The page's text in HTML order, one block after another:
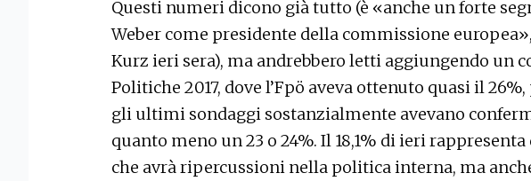
Questi numeri dicono già tutto (è «anche un forte
Weber come presidente della commissione
Kurz ieri sera), ma andrebbero letti aggiungendo un
Politiche 2017, dove l’Fpö aveva ottenuto quasi il
gli ultimi sondaggi sostanzialmente avevano
quanto meno un 23 o 24%. Il 18,1% di ieri
che avrà ripercussioni nella politica interna, ma